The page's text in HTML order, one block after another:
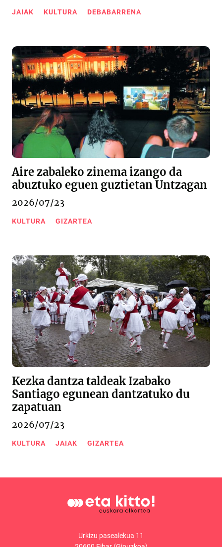
JAIAK KULTURA DEBABARRENA
Aire zabaleko zinema izango da
abuztuko eguen guztietan Untzagan
2026/07/23
KULTURA GIZARTEA
Kezka dantza taldeak Izabako
Santiago egunean dantzatuko du
zapatuan
2026/07/23
KULTURA JAIAK GIZARTEA
Urkizu pasealekua 11